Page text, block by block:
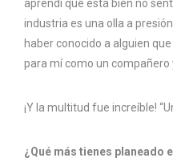
aprendí que está bien no
industria es una olla a
haber conocido a alguien
para mí como un compañero
¡Y la multitud fue increíble!
¿Qué más tienes planeado